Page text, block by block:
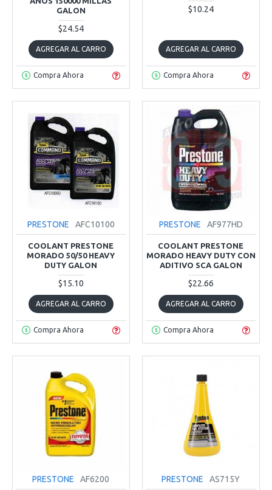
GALON
$24.54
AGREGAR AL CARRO
Compra Ahora
$10.24
AGREGAR AL CARRO
Compra Ahora
PRESTONE AFC10100
COOLANT PRESTONE
MORADO 50/50 HEAVY
DUTY GALON
$15.10
AGREGAR AL CARRO
Compra Ahora
PRESTONE AF977HD
COOLANT PRESTONE
MORADO HEAVY DUTY CON
ADITIVO SCA GALON
$22.66
AGREGAR AL CARRO
Compra Ahora
PRESTONE AF6200 PRESTONE AS715Y